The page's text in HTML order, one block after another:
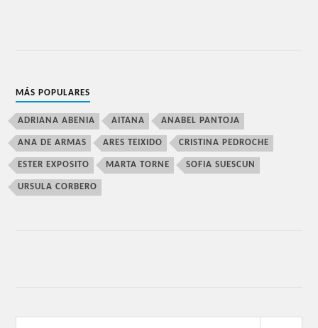
MÁS POPULARES
ADRIANA ABENIA AITANA ANABEL PANTOJA
ANA DE ARMAS ARES TEIXIDO CRISTINA PEDROCHE
ESTER EXPOSITO MARTA TORNE SOFIA SUESCUN
URSULA CORBERO